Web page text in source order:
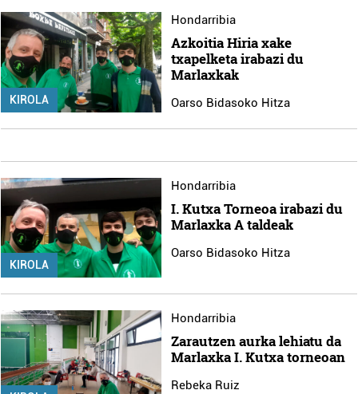
KIROLA
Hondarribia
Azkoitia Hiria xake
txapelketa irabazi du
Marlaxkak
Oarso Bidasoko Hitza
KIROLA
Hondarribia
I. Kutxa Torneoa irabazi du
Marlaxka A taldeak
Oarso Bidasoko Hitza
Hondarribia
Zarautzen aurka lehiatu da
Marlaxka I. Kutxa torneoan
Rebeka Ruiz